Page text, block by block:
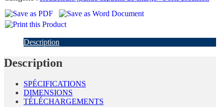
Description
Description
SPÉCIFICATIONS
DIMENSIONS
TÉLÉCHARGEMENTS